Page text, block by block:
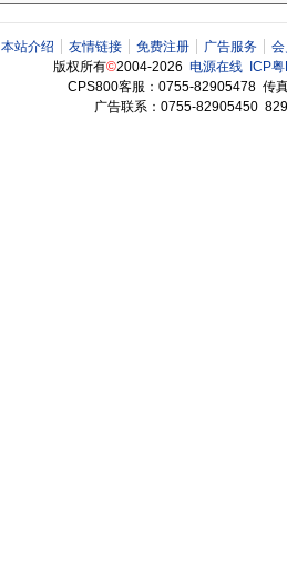
本站介绍 友情链接 免费注册 广告服务
版权所有©2004-2026 电源在线
ICP
CPS800客服：0755-82905478 传
广告联系：0755-82905450